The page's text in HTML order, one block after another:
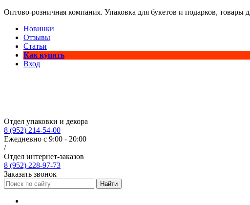
Оптово-розничная компания. Упаковка для букетов и подарков,
Новинки
Отзывы
Статьи
Как купить
Вход
Отдел упаковки и декора
8 (952) 214-54-00
Ежедневно с 9:00 - 20:00
/
Отдел интернет-заказов
8 (952) 228-97-73
Заказать звонок
Найти